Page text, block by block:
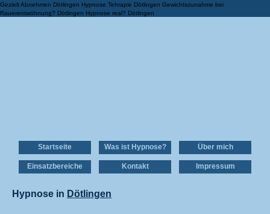
Gezielt Abnehmen Dötlingen Hypnose Tehrapie Dötlingen Gewichtszunahme bei
Rauerentwöhnung? Dötlingen Hypnose real? Dötlingen
Startseite Was ist Hypnose? Über mich
Einsatzbereiche Kontakt Impressum
Hypnose in Dötlingen